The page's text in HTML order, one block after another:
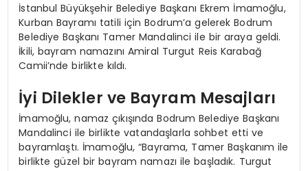
İstanbul Büyükşehir Belediye Başkanı Ekrem İmamoğlu,
Kurban Bayramı tatili için Bodrum’a gelerek Bodrum
Belediye Başkanı Tamer Mandalinci ile bir araya geldi.
İkili, bayram namazını Amiral Turgut Reis Karabağ
Camii’nde birlikte kıldı.
İyi Dilekler ve Bayram Mesajları
İmamoğlu, namaz çıkışında Bodrum Belediye Başkanı
Mandalinci ile birlikte vatandaşlarla sohbet etti ve
bayramlaştı. İmamoğlu, “Bayrama, Tamer Başkanım ile
birlikte güzel bir bayram namazı ile başladık. Turgut